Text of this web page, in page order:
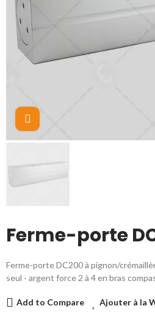
Ferme-porte
Ferme-porte DC200 à pignon/
seul - argent force 2 à 4 en bras
Add to Compare Ajouter à la